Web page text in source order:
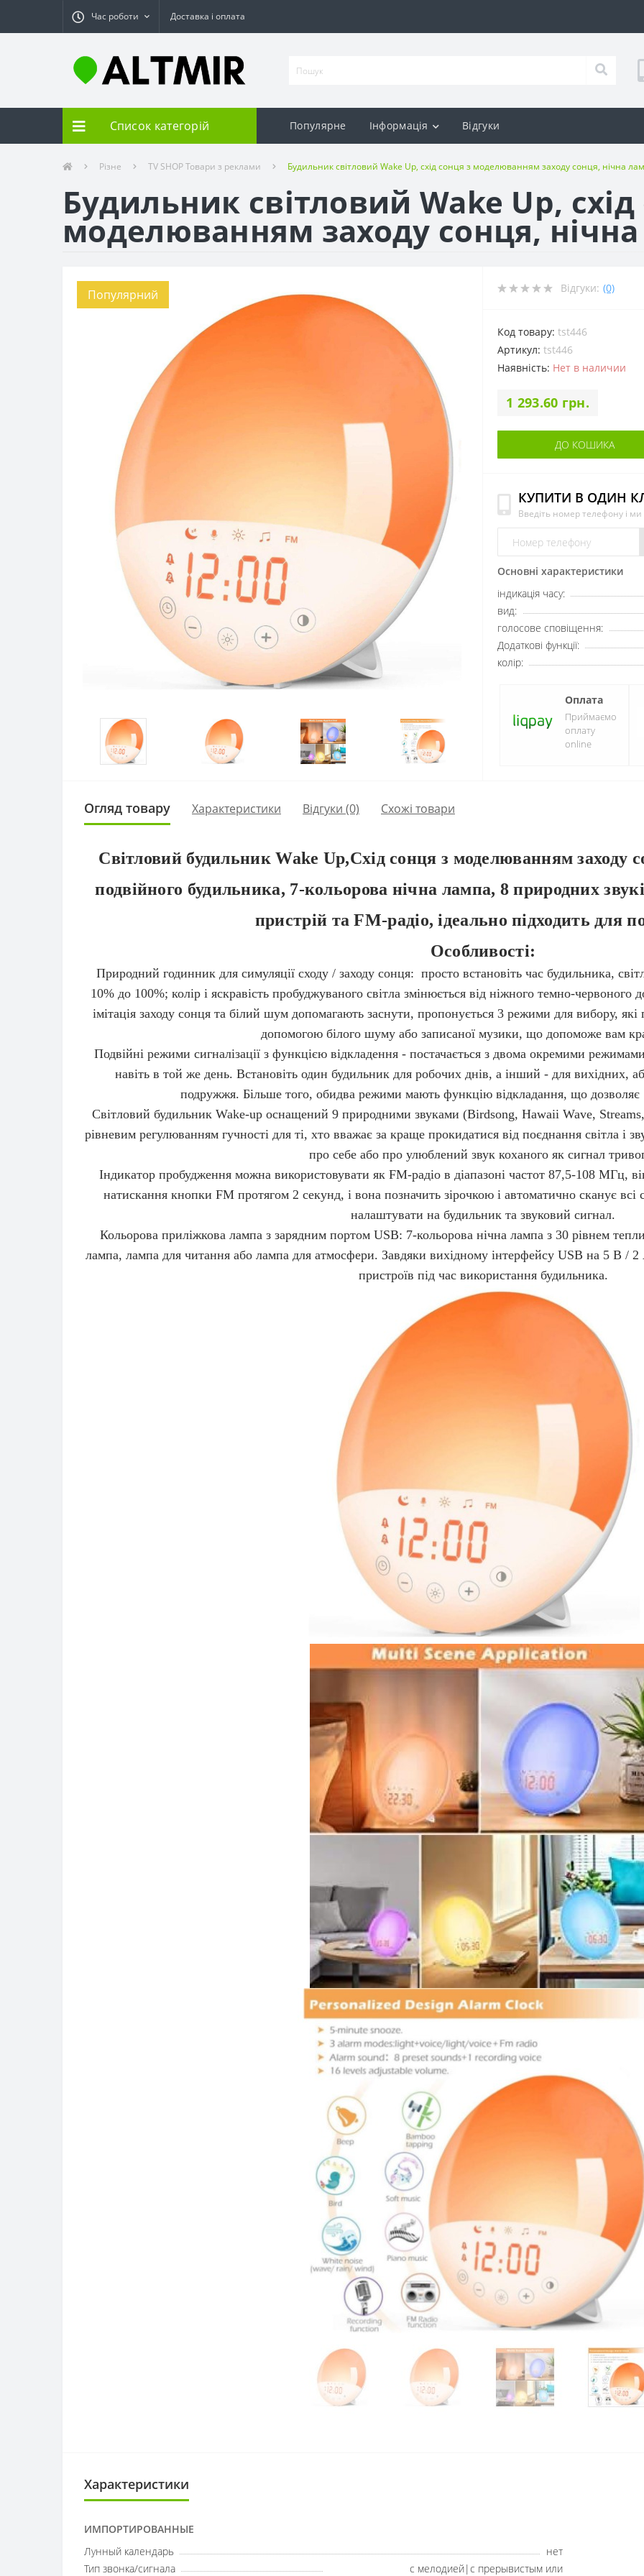
Час роботи Доставка і оплата
Список категорій Популярне Інформація Відгуки
Різне TV SHOP Товари з реклами Будильник світловий Wake Up, схід сонця з моделюванням заходу сонця, нічна
Будильник світловий Wake Up,
моделюванням заходу сонця,
Популярний Відгуки: (0)
Код товару: tst446
Артикул: tst446
Наявність: Нет в наличии
1 293.60 грн.
ДО КОШИКА
КУПИТИ В ОДИН
Введіть номер телефону і
Основні характеристики
індикація часу:
вид:
голосове сповіщення:
Додаткові функції:
колір:
Оплата
Приймаємо
оплату
online
Огляд товару Характеристики Відгуки (0) Схожі товари
Світловий будильник Wake Up,Схід сонця з моделюванням заходу
подвійного будильника, 7-кольорова нічна лампа, 8 природних
пристрій та FM-радіо, ідеально підходить для
Особливості:
Природний годинник для симуляції сходу / заходу сонця: просто встановіть час будильника,
10% до 100%; колір і яскравість пробуджуваного світла змінюється від ніжного темно-червоного
імітація заходу сонця та білий шум допомагають заснути, пропонується 3 режими для вибору,
допомогою білого шуму або записаної музики, що допоможе вам
Подвійні режими сигналізації з функцією відкладення - постачається з двома окремими
навіть в той же день. Встановіть один будильник для робочих днів, а інший - для вихідних,
подружжя. Більше того, обидва режими мають функцію відкладання, що дозволяє
Світловий будильник Wake-up оснащений 9 природними звуками (Birdsong, Hawaii Wave,
рівневим регулюванням гучності для ті, хто вважає за краще прокидатися від поєднання світла і
про себе або про улюблений звук коханого як сигнал
Індикатор пробудження можна використовувати як FM-радіо в діапазоні частот 87,5-108 МГц,
натискання кнопки FM протягом 2 секунд, і вона позначить зірочкою і автоматично сканує всі
налаштувати на будильник та звуковий сигнал.
Кольорова приліжкова лампа з зарядним портом USB: 7-кольорова нічна лампа з 30 рівнем
лампа, лампа для читання або лампа для атмосфери. Завдяки вихідному інтерфейсу USB на 5 В /
пристроїв під час використання будильника.
Характеристики
ИМПОРТИРОВАННЫЕ
Лунный календарь
нет
Тип звонка/сигнала
с мелодией|с прерывистым или